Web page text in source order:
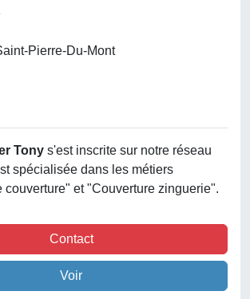
Pierre-Du-Mont
Tony s'est inscrite sur notre réseau
spécialisée dans les métiers
couverture" et "Couverture zinguerie".
Contact
Voir